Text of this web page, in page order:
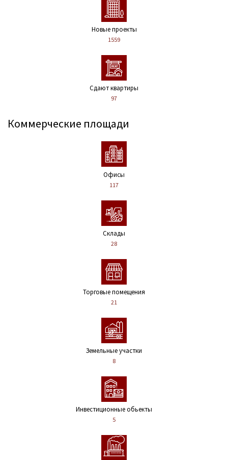
Новые проекты
1559
Сдают квартиры
97
Коммерческие площади
Офисы
117
Склады
28
Торговые помещения
21
Земельные участки
8
Инвестиционные обьекты
5